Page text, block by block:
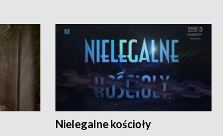
Nielegalne kościoły